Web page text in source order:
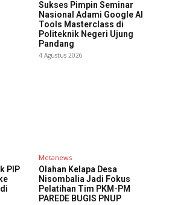
Sukses Pimpin Seminar
Nasional Adami Google AI
Tools Masterclass di
Politeknik Negeri Ujung
Pandang
4 Agustus 2026
PIP
Metanews
Olahan Kelapa Desa
Nisombalia Jadi Fokus
Pelatihan Tim PKM-PM
PAREDE BUGIS PNUP